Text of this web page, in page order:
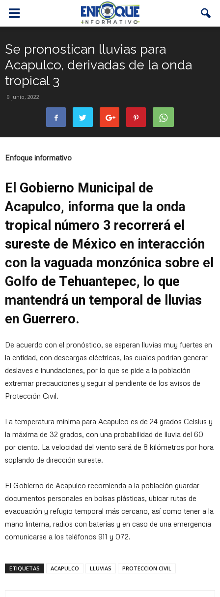
Se pronostican lluvias para
Acapulco, derivadas de la onda
tropical 3
9 junio, 2022
Enfoque informativo
El Gobierno Municipal de
Acapulco, informa que la onda
tropical número 3 recorrerá el
sureste de México en interacción
con la vaguada monzónica sobre el
Golfo de Tehuantepec, lo que
mantendrá un temporal de lluvias
en Guerrero.
De acuerdo con el pronóstico, se esperan lluvias muy fuertes en
la entidad, con descargas eléctricas, las cuales podrían generar
deslaves e inundaciones, por lo que se pide a la población
extremar precauciones y seguir al pendiente de los avisos de
Protección Civil.
La temperatura mínima para Acapulco es de 24 grados Celsius y
la máxima de 32 grados, con una probabilidad de lluvia del 60
por ciento. La velocidad del viento será de 8 kilómetros por hora
soplando de dirección sureste.
El Gobierno de Acapulco recomienda a la población guardar
documentos personales en bolsas plásticas, ubicar rutas de
evacuación y refugio temporal más cercano, así como tener a la
mano linterna, radios con baterías y en caso de una emergencia
comunicarse a los teléfonos 911 y 072.
ETIQUETAS ACAPULCO LLUVIAS PROTECCION CIVIL